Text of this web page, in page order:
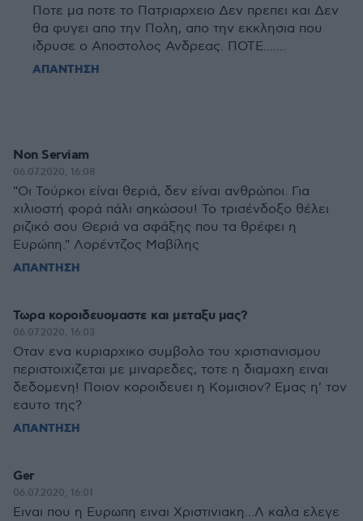
Ποτε μα ποτε το Πατριαρχειο Δεν πρεπει και Δεν
θα φυγει απο την Πολη, απο την εκκλησια που
ιδρυσε ο Αποστολος Ανδρεας. ΠΟΤΕ.......
ΑΠΑΝΤΗΣΗ
Non Serviam
06.07.2020, 16:08
"Οι Τούρκοι είναι θεριά, δεν είναι ανθρώποι. Για
χιλιοστή φορά πάλι σηκώσου! Το τρισένδοξο θέλει
ριζικό σου Θεριά να σφάξης που τα θρέφει η
Ευρώπη." Λορέντζος Μαβίλης
ΑΠΑΝΤΗΣΗ
Τωρα κοροιδευομαστε και μεταξυ μας?
06.07.2020, 16:03
Οταν ενα κυριαρχικο συμβολο του χριστιανισμου
περιστοιχιζεται με μιναρεδες, τοτε η διαμαχη ειναι
δεδομενη! Ποιον κοροιδευει η Κομισιον? Εμας η' τον
εαυτο της?
ΑΠΑΝΤΗΣΗ
Ger
06.07.2020, 16:01
Ειναι που η Ευρωπη ειναι Χριστινιακη...Λ καλα ελεγε